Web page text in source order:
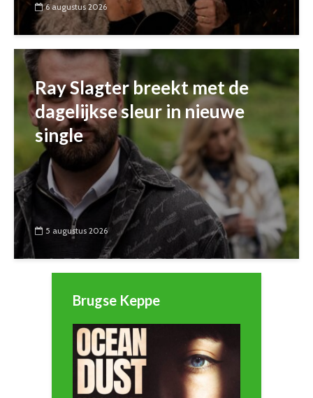
6 augustus 2026
Ray Slagter breekt met de
dagelijkse sleur in nieuwe
single
5 augustus 2026
Brugse Keppe